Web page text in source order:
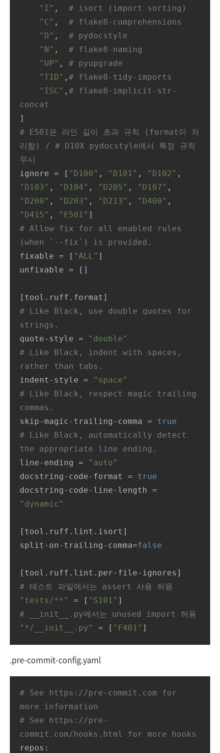
"I" , # isort (import sorting)
"C" , # flake8-comprehensions
"D" , # pydocstyle
"N" , # flake8-naming
"UP" , # pyupgrade
"TID" , # flake8-tidy-imports
"ISC" , # flake8-implicit-str-
concat
# E501은 라인 길이 초과 규칙 (format이 처
리함) / # D10X pydocstyle에서 특정 규칙
무시
ignore = [ "D100" , "D101" , "D102"
"D103" , "D104" , "D205" , "D107"
"D200" , "D203" , "D213" , "D400"
"D415" , "E501"
# Allow fix for all enabled rules
(when `--fix`) is provided.
fixable = [ "ALL" ]
unfixable = []
# Like Black, use double quotes for
strings.
quote-style =
"double"
# Like Black, indent with spaces,
rather than tabs.
indent-style =
"space"
# Like Black, respect magic trailing
commas.
skip-magic-trailing-comma = true
# Like Black, automatically detect
the appropriate line ending.
line-ending =
"auto"
docstring-code-format = true
"dynamic"
[tool.ruff.lint.isort]
split-on-trailing-comma=false
# 테스트 파일에서는 assert 사용 허용
"tests/**"
= [ "S101"
# __init__.py에서는 unused import 허용
"*/__init__.py"
= [ "F401" ]
.pre-commit-config.yaml
# See https://pre-commit.com for
more information
# See https://pre-
commit.com/hooks.html for more hooks
repos: